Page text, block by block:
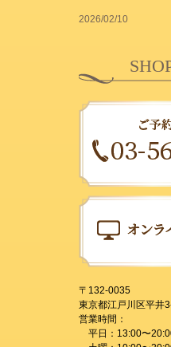
2026/02/10
〒132-0035
東京都江戸川区平井
営業時間：
平日：13:00〜